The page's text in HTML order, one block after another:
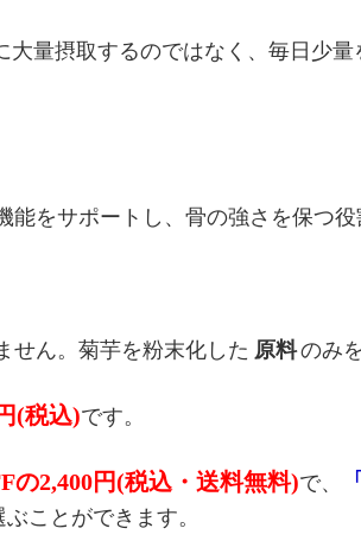
大量摂取するのではなく、毎日少
をサポートし、骨の強さを保つ役
せん。菊芋を粉末化した 原料のみ
(税込)です。
の2,400円(税込・送料無料)で、
ことができます。